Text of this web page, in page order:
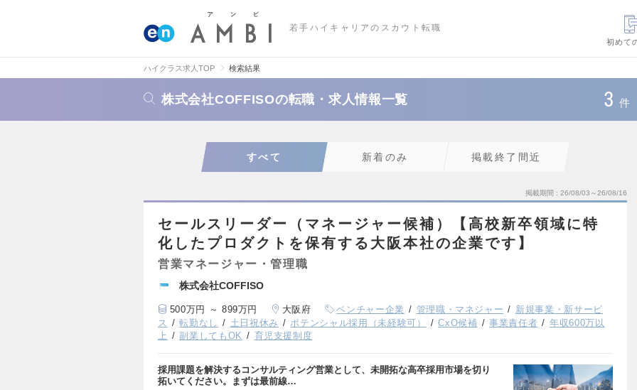
若手ハイキャリアのスカウト転職
初めて
ハイクラス求人TOP 検索結果
株式会社COFFISOの転職・求人情報一覧 3 件
すべて 新着のみ 掲載終了間近
掲載期間 26/08/03～26/08/16
セールスリーダー（マネージャー候補）【高校新卒領域に特
化したプロダクトを保有する大阪本社の企業です】
営業マネージャー・管理職
株式会社COFFISO
500万円 ～ 899万円 大阪府 ベンチャー企業 管理職・マネジャー
新規事業・新サービ
ス
転勤なし 土日祝休み ポテンシャル採用（未経験可） CxO候補 事業責任者
年収600万以
上
副業してもOK 育児支援制度
採用課題を解決するコンサルティング営業として、未開拓な高卒採用市場を切り
拓いてください。まずは最前線…